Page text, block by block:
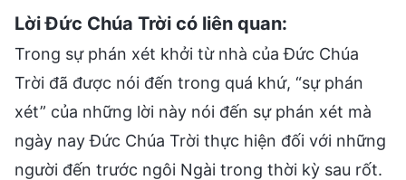
Lời Đức Chúa Trời có liên quan:
Trong sự phán xét khởi từ nhà của Đức Chúa
Trời đã được nói đến trong quá khứ, “sự phán
xét” của những lời này nói đến sự phán xét mà
ngày nay Đức Chúa Trời thực hiện đối với những
người đến trước ngôi Ngài trong thời kỳ sau rốt.